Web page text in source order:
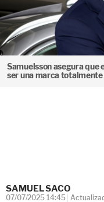
Samuelsson asegura que
ser una marca
SAMUEL SACO
07/07/2025 14:45